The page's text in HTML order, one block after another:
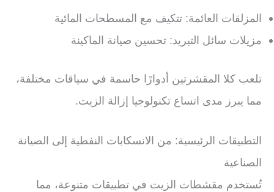
المزلقات العائمة: تتكيف مع المسطحات المائية
مزيلات سائل التبريد: تحسين صيانة الماكينة
تلعب كلا المقشرتين أدوارًا حاسمة في سياقات مختلفة،
مما يبرز مدى اتساع تكنولوجيا إزالة الزيت.
التطبيقات الرئيسية: من الانسكابات النفطية إلى الصيانة
الصناعية
تُستخدم مقشطات الزيت في تطبيقات متنوعة، مما